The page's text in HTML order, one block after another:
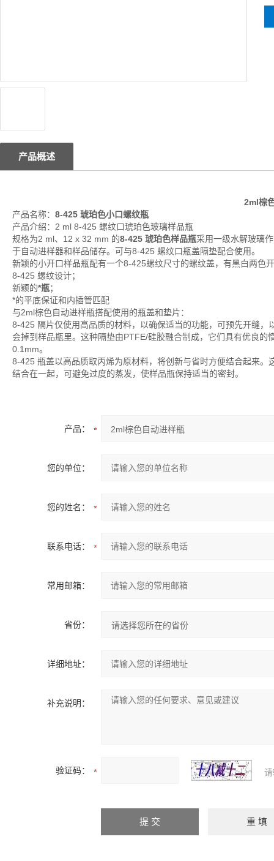
产品概述
2ml棕
产品名称： 8-425 琥珀色小口螺纹瓶
产品介绍：2 ml 8-425 螺纹口琥珀色玻璃样品瓶
规格为2 ml、12 x 32 mm 的8-425 琥珀色样品瓶采用一级水解玻璃
于自动进样器和样品储存。可与8-425 螺纹口瓶盖隔垫配合使用。
新颖的小开口样品瓶配有一个8-425螺纹尺寸的螺纹盖，有黑白两色
8-425 螺纹设计；
新颖的*瓶；
*的平底保证和内插管匹配
与2ml棕色自动进样瓶搭配使用的瓶盖和垫片：
8-425 隔片仅使用高品质的材料，以确保适当的功能，可预先开缝
会掉到样品瓶里。这种隔垫由PTFE/硅胶融合制成，它们具有优良
0.1mm。
8-425 瓶盖以高品质取丙烯为原材料，将创新与省时方便结合起来
结合在一起，可避免过度的蒸发，使样品瓶保持适当的密封。
产品：
您的单位：
您的姓名：
联系电话：
常用邮箱：
省份：
详细地址：
补充说明：
验证码：